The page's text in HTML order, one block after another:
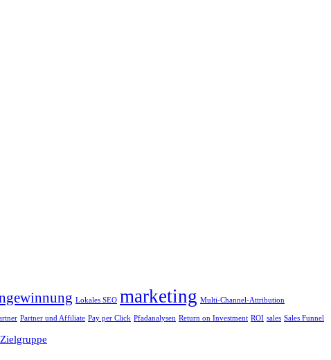
Lokales SEO marketing Multi-Channel-Attribution
Partner und Affiliate Pay per Click Pfadanalysen Return on Investment ROI sales Sales Funnel
Zielgruppe